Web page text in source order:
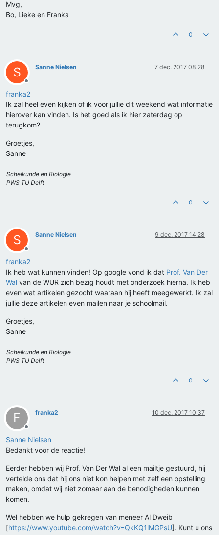
Mvg,
Bo, Lieke en Franka
0
S
Offline
Sanne Nielsen 7 dec. 2017 08:28
franka2
Ik zal heel even kijken of ik voor jullie dit weekend wat informatie
hierover kan vinden. Is het goed als ik hier zaterdag op
terugkom?
Groetjes,
Sanne
Scheikunde en Biologie
PWS TU Delft
0
S
Offline
Sanne Nielsen 9 dec. 2017 14:28
franka2
Ik heb wat kunnen vinden! Op google vond ik dat Prof. Van Der
Wal van de WUR zich bezig houdt met onderzoek hierna. Ik heb
even wat artikelen gezocht waaraan hij heeft meegewerkt. Ik zal
jullie deze artikelen even mailen naar je schoolmail.
Groetjes,
Sanne
Scheikunde en Biologie
PWS TU Delft
0
F
Offline
franka2 10 dec. 2017 10:37
Sanne Nielsen
Bedankt voor de reactie!
Eerder hebben wij Prof. Van Der Wal al een mailtje gestuurd, hij
vertelde ons dat hij ons niet kon helpen met zelf een opstelling
maken, omdat wij niet zomaar aan de benodigheden kunnen
komen.
Wel hebben we hulp gekregen van meneer Al Dweib
[https://www.youtube.com/watch?v=QkKQ1lMGPsU]. Kunt u ons